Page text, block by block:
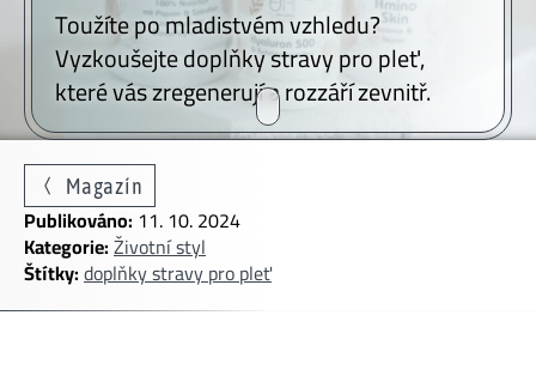
Toužíte po mladistvém vzhledu?
Vyzkoušejte doplňky stravy pro pleť,
které vás zregenerují a rozzáří zevnitř.
Magazín
Publikováno: 11. 10. 2024
Kategorie:Životní styl
Štítky:doplňky stravy pro pleť